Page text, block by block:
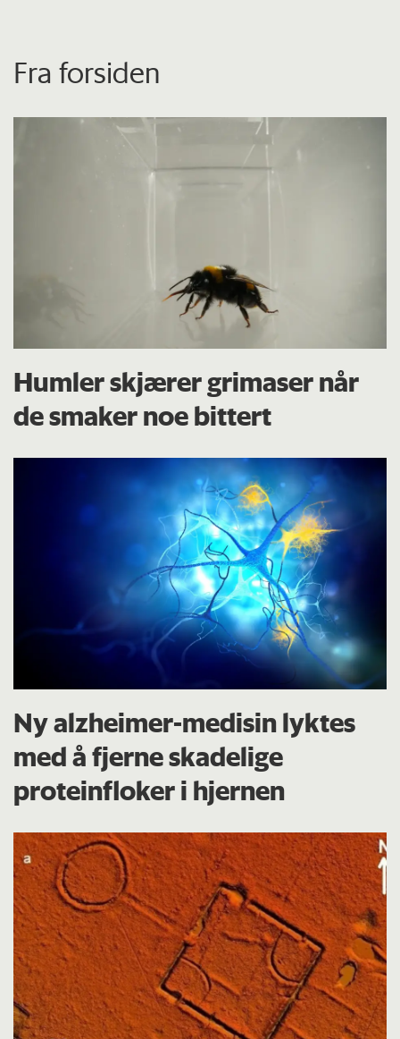
Fra forsiden
Humler skjærer grimaser når
de smaker noe bittert
Ny alzheimer-medisin lyktes
med å fjerne skadelige
proteinfloker i hjernen